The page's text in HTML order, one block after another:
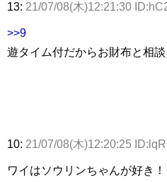
13: 21/07/08(木)12:21:30
>>9
遊タイム付だからお財布と相
10: 21/07/08(木)12:20:25
ワイはソウリンちゃんが好き！